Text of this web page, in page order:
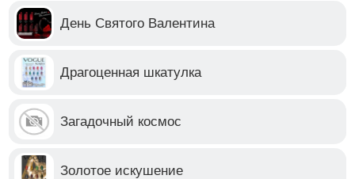
День Святого Валентина
Драгоценная шкатулка
Загадочный космос
Золотое искушение